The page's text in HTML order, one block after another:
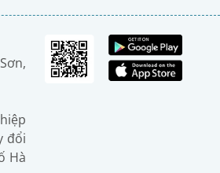
đổi
Hà